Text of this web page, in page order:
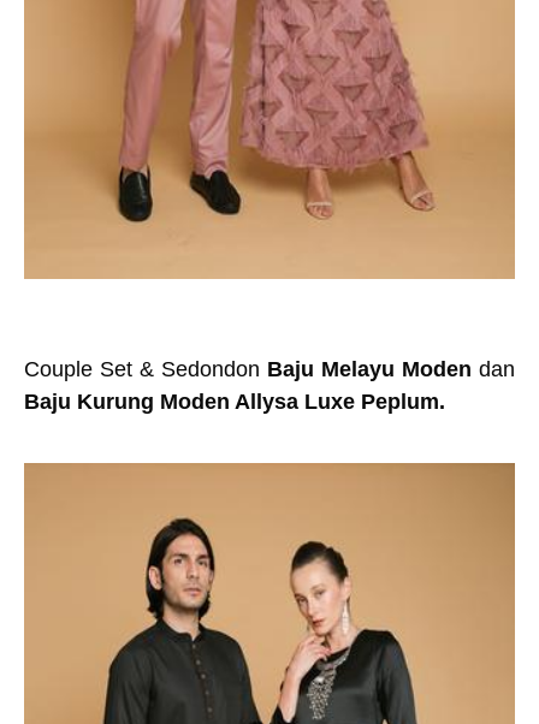
Couple Set & Sedondon Baju Melayu Moden dan
Baju Kurung Moden Allysa Luxe Peplum.